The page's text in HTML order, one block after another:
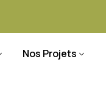
Nos Projets